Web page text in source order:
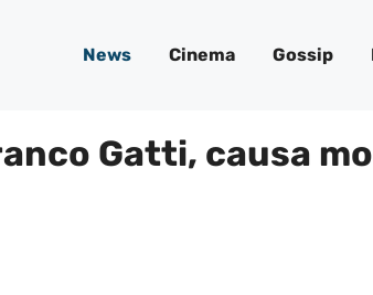
News Cinema Gossip
Gatti, causa